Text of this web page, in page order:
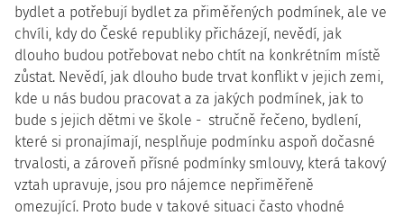
bydlet a potřebují bydlet za přiměřených podmínek, ale ve
chvíli, kdy do České republiky přicházejí, nevědí, jak
dlouho budou potřebovat nebo chtít na konkrétním místě
zůstat. Nevědí, jak dlouho bude trvat konflikt v jejich zemi,
kde u nás budou pracovat a za jakých podmínek, jak to
bude s jejich dětmi ve škole - stručně řečeno, bydlení,
které si pronajímají, nesplňuje podmínku aspoň dočasné
trvalosti, a zároveň přísné podmínky smlouvy, která takový
vztah upravuje, jsou pro nájemce nepřiměřeně
omezující. Proto bude v takové situaci často vhodné